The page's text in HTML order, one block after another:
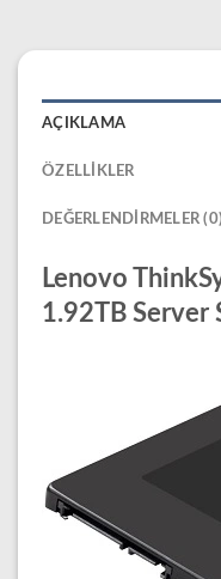
AÇIKLAMA
ÖZELLIKLER
DEĞERLENDIRMELER (0)
Lenovo
1.92TB Server